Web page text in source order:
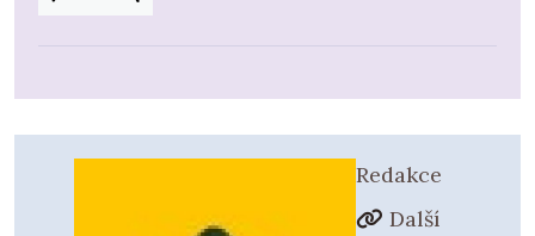
Redakce
Další